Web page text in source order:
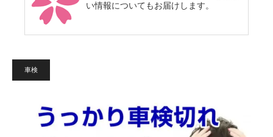
い情報についてもお届けします。
車検